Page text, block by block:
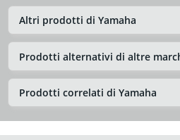
Altri prodotti di Yamaha
Prodotti alternativi di altre
Prodotti correlati di Yamaha